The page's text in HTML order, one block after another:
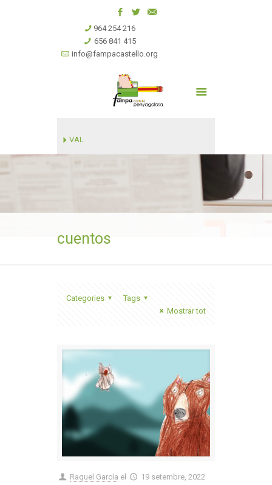
964 254 216
656 841 415
info@fampacastello.org
VAL
cuentos
Categories
Tags
Mostrar tot
Raquel García el 19 setembre, 2022